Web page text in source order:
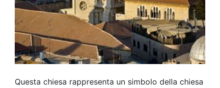
Questa chiesa rappresenta un simbolo della chiesa